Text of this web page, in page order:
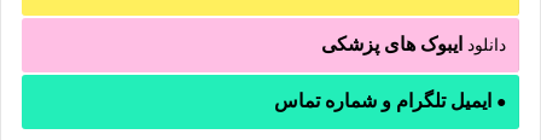
دانلود ایبوک های پزشکی
● ایمیل تلگرام و شماره تماس